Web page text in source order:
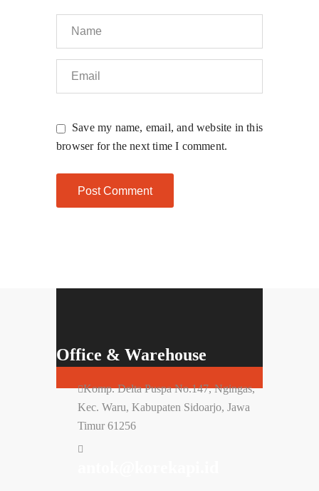
Save my name, email, and website in this
browser for the next time I comment.
Office & Warehouse
Komp. Delta Puspa No.147, Ngingas,
Kec. Waru, Kabupaten Sidoarjo, Jawa
Timur 61256